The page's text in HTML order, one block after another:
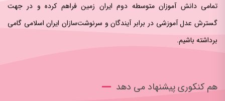
تمامی دانش آموزان متوسطه دوم ایران زمین فراهم کرده و در جهت
گسترش عدل آموزشی در برابر آیندگان و سرنوشت‌سازان ایران اسلامی‌ گامی
برداشته باشیم.
هم کنکوری پیشنهاد می دهد